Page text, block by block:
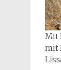
Mit
mit